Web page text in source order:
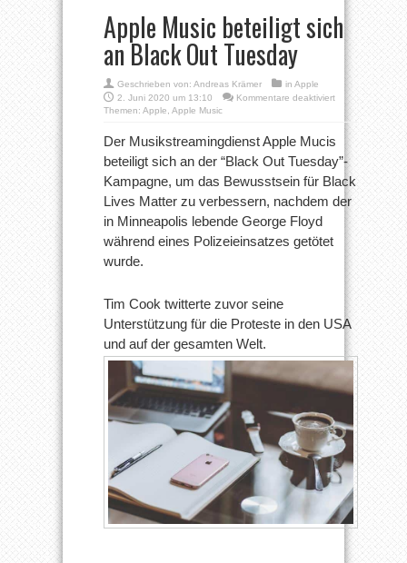
Apple Music beteiligt sich
an Black Out Tuesday
Geschrieben von: Andreas Krämer in Apple
2. Juni 2020 um 13:10
Kommentare deaktiviertfür
Music
beteiligt
sich
an
Black
Out
Tuesday
Themen: Apple Apple Music
Der Musikstreamingdienst Apple Mucis
beteiligt sich an der “Black Out Tuesday”-
Kampagne, um das Bewusstsein für Black
Lives Matter zu verbessern, nachdem der
in Minneapolis lebende George Floyd
während eines Polizeieinsatzes getötet
wurde.
Tim Cook twitterte zuvor seine
Unterstützung für die Proteste in den USA
und auf der gesamten Welt.